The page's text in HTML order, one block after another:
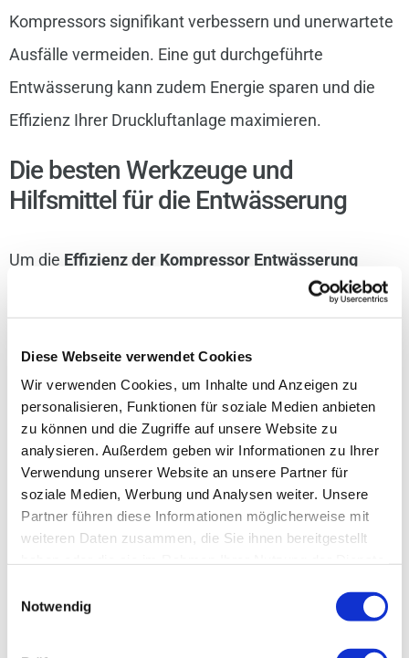
Diese Webseite verwendet Cookies
Wir verwenden Cookies, um Inhalte und Anzeigen zu
personalisieren, Funktionen für soziale Medien anbieten
zu können und die Zugriffe auf unsere Website zu
analysieren. Außerdem geben wir Informationen zu Ihrer
Verwendung unserer Website an unsere Partner für
soziale Medien, Werbung und Analysen weiter. Unsere
Partner führen diese Informationen möglicherweise mit
weiteren Daten zusammen, die Sie ihnen bereitgestellt
der Datenschutzerklärung widerrufen.
Notwendig
Kompressors signifikant verbessern und unerwartete
Ausfälle vermeiden. Eine gut durchgeführte
Entwässerung kann zudem Energie sparen und die
Effizienz Ihrer Druckluftanlage maximieren.
Die besten Werkzeuge und
Hilfsmittel für die Entwässerung
Um die Effizienz der Kompressor Entwässerung
sicherzustellen, sind die richtigen Werkzeuge und
Optionen, die Sie in Betracht ziehen sollten:
Handbetätigte Werkzeuge
Manuelle Entwässerungsventile:
Diese Ventile
sind einfach zu bedienen und kostengünstig. Sie
Entwässerung nicht erforderlich ist.
Diese robusten Hähne